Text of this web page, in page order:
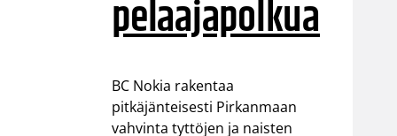
pelaajapolkua
BC Nokia rakentaa
pitkäjänteisesti Pirkanmaan
vahvinta tyttöjen ja naisten